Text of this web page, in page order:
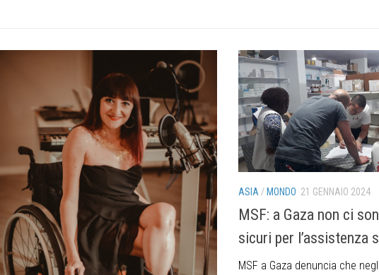
ASIA /MONDO 21 GENNAIO 2024
MSF: a Gaza non ci
sicuri per l’assistenza
MSF a Gaza denuncia che